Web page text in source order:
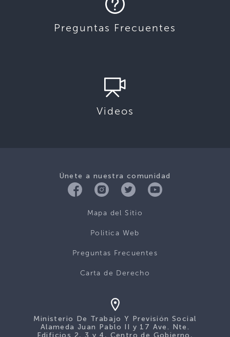
Preguntas Frecuentes
Videos
Únete a nuestra comunidad
Mapa del Sitio
Politica Web
Preguntas Frecuentes
Carta de Derecho
Ministerio De Trabajo Y Previsión Social
Alameda Juan Pablo II y 17 Ave. Nte.
Edificios 2, 3 y 4, Centro de Gobierno,